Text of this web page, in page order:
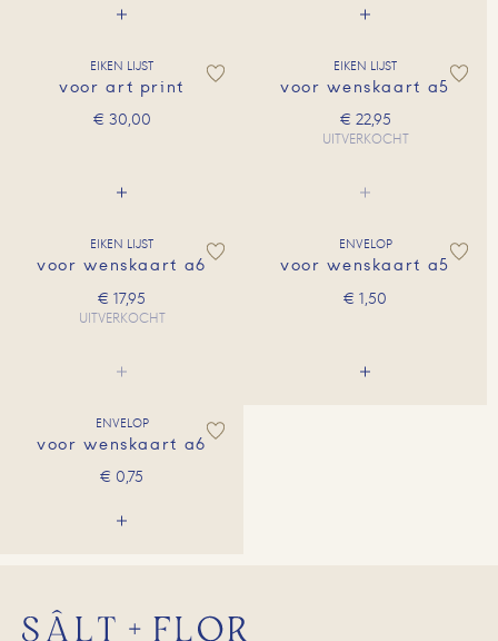
EIKEN LIJST
voor art print
€ 30,00
EIKEN LIJST
voor wenskaart a5
€ 22,95
UITVERKOCHT
EIKEN LIJST
voor wenskaart a6
€ 17,95
UITVERKOCHT
ENVELOP
voor wenskaart a5
€ 1,50
ENVELOP
voor wenskaart a6
€ 0,75